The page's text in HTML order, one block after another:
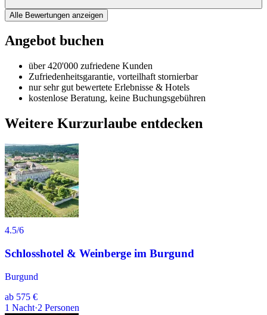
Alle Bewertungen anzeigen
Angebot buchen
über 420'000 zufriedene Kunden
Zufriedenheitsgarantie, vorteilhaft stornierbar
nur sehr gut bewertete Erlebnisse & Hotels
kostenlose Beratung, keine Buchungsgebühren
Weitere Kurzurlaube entdecken
4.5/6
Schlosshotel & Weinberge im Burgund
Burgund
ab 575 €
1 Nacht·2 Personen